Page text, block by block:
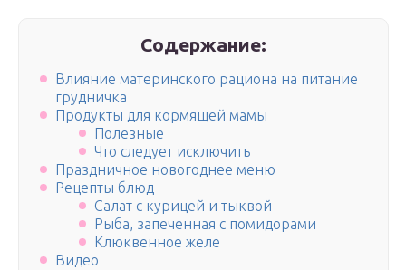
Содержание:
Влияние материнского рациона на питание
грудничка
Продукты для кормящей мамы
Полезные
Что следует исключить
Праздничное новогоднее меню
Рецепты блюд
Салат с курицей и тыквой
Рыба, запеченная с помидорами
Клюквенное желе
Видео